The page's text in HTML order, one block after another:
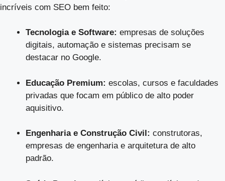
incríveis com SEO bem feito:
Tecnologia e Software: empresas de soluções
digitais, automação e sistemas precisam se
destacar no Google.
Educação Premium: escolas, cursos e faculdades
privadas que focam em público de alto poder
aquisitivo.
Engenharia e Construção Civil: construtoras,
empresas de engenharia e arquitetura de alto
padrão.